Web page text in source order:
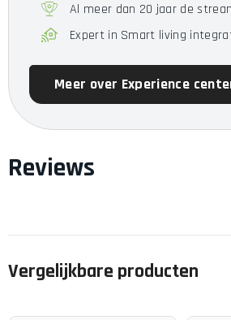
Garantie 2 jaar
Omvang van de levering
M8T,
Al meer dan 20 jaar de
Expert in Smart living
Meer over Experience
Reviews
Vergelijkbare producten